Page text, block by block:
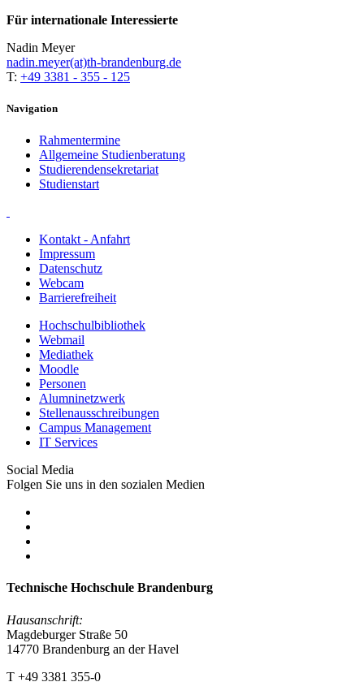
Für internationale Interessierte
Nadin Meyer
nadin.meyer(at)th-brandenburg.de
T: +49 3381 - 355 - 125
Navigation
Rahmentermine
Allgemeine Studienberatung
Studierendensekretariat
Studienstart
Kontakt - Anfahrt
Impressum
Datenschutz
Webcam
Barrierefreiheit
Hochschulbibliothek
Webmail
Mediathek
Moodle
Personen
Alumninetzwerk
Stellenausschreibungen
Campus Management
IT Services
Social Media
Folgen Sie uns in den sozialen Medien
Technische Hochschule Brandenburg
Hausanschrift:
Magdeburger Straße 50
14770 Brandenburg an der Havel
T +49 3381 355-0